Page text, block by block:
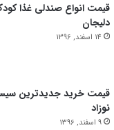
قیمت انواع صندلی غذا
دلیجان
14 اسفند, 1396
قیمت خرید جدیدترین
نوزاد
9 اسفند, 1396